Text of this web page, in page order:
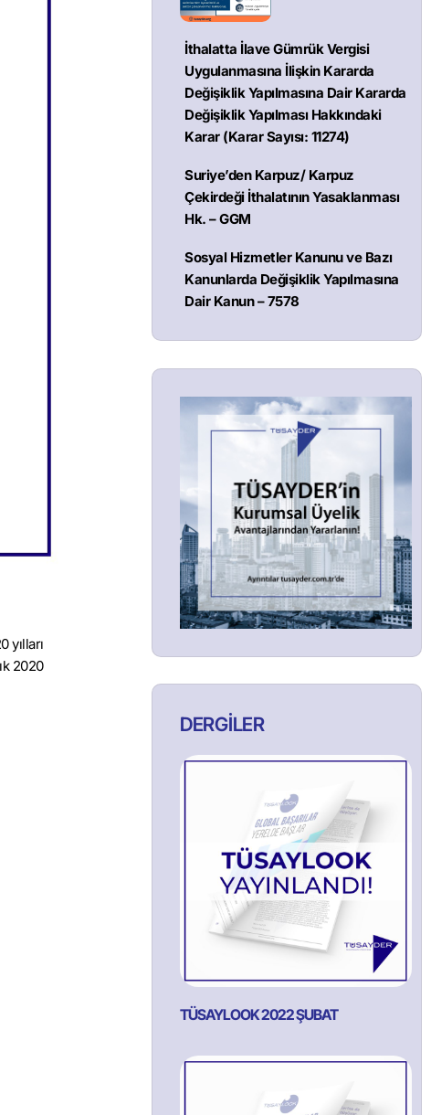
yılları
2020
İthalatta İlave Gümrük Vergisi
Uygulanmasına İlişkin Kararda
Değişiklik Yapılmasına Dair Kararda
Değişiklik Yapılması Hakkındaki
Karar (Karar Sayısı: 11274)
Suriye’den Karpuz/ Karpuz
Çekirdeği İthalatının Yasaklanması
Hk. – GGM
Sosyal Hizmetler Kanunu ve Bazı
Kanunlarda Değişiklik Yapılmasına
Dair Kanun – 7578
DERGİLER
TÜSAYLOOK 2022 ŞUBAT